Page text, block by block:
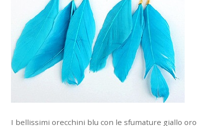
I bellissimi orecchini blu con le sfumature giallo oro